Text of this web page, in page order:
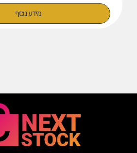
מידע נוסף